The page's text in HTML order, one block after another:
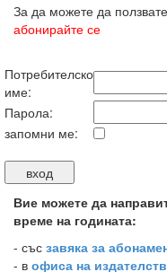
За да можете да
абонирайте се
Потребителско
име:
Парола:
запомни ме:
Вие можете да
време на годината:
- със завяка за
- в офиса на